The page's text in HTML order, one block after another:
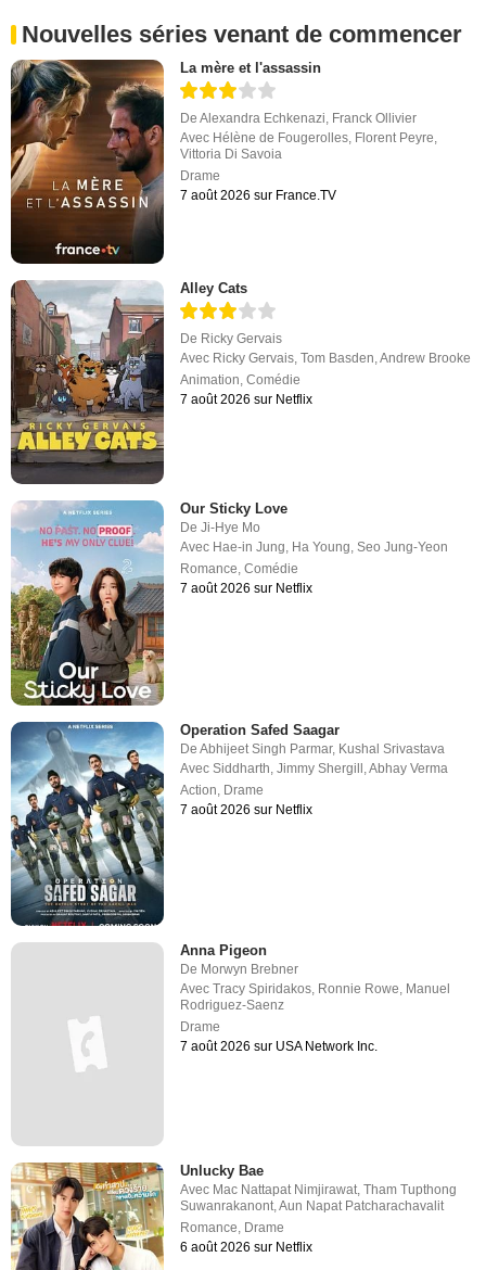
Nouvelles séries venant de commencer
La mère et l'assassin
DeAlexandra Echkenazi Franck Ollivier
Avec Hélène de Fougerolles Florent Peyre
Vittoria Di Savoia
Drame
7 août 2026 sur France.TV
Alley Cats
De Ricky Gervais
Avec Ricky Gervais,Tom Basden,Andrew Brooke
Animation,Comédie
7 août 2026 sur Netflix
Our Sticky Love
DeJi-Hye Mo
Avec Hae-in Jung, Ha Young,Seo Jung-Yeon
Romance,Comédie
7 août 2026 sur Netflix
Operation Safed Saagar
DeAbhijeet Singh Parmar, Kushal Srivastava
AvecSiddharth ,Jimmy Shergill ,Abhay Verma
Action Drame
7 août 2026 sur Netflix
Anna Pigeon
De Morwyn Brebner
AvecTracy Spiridakos, Ronnie Rowe, Manuel
Rodriguez-Saenz
Drame
7 août 2026 sur USA Network Inc.
Unlucky Bae
Avec Mac Nattapat Nimjirawat,Tham Tupthong
Suwanrakanont,Aun Napat Patcharachavalit
Romance, Drame
6 août 2026 sur Netflix